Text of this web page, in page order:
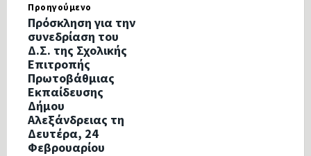
Προηγούμενο
Πρόσκληση για την
συνεδρίαση του
Δ.Σ. της Σχολικής
Επιτροπής
Πρωτοβάθμιας
Εκπαίδευσης
Δήμου
Αλεξάνδρειας τη
Δευτέρα, 24
Φεβρουαρίου